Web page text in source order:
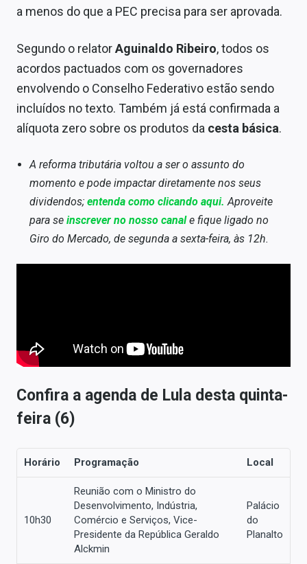
Especiais
Internacional
Marketing
Conteúdo de Marca
Expediente
a menos do que a PEC precisa para ser aprovada.
Segundo o relatorAguinaldo Ribeiro, todos os
acordos pactuados com os governadores
envolvendo o Conselho Federativo estão sendo
incluídos no texto. Também já está confirmada a
alíquota zero sobre os produtos da cesta básica.
A reforma tributária voltou a ser o assunto do
momento e pode impactar diretamente nos seus
dividendos;entenda como clicando aqui. Aproveite
para se inscrever no nosso canale fique ligado no
Giro do Mercado, de segunda a sexta-feira, às 12h.
Confira a agenda de Lula desta quinta-
feira (6)
Horário Programação Local
10h30
Reunião com o Ministro do
Desenvolvimento, Indústria,
Comércio e Serviços, Vice-
Presidente da República Geraldo
Alckmin
Palácio
do
Planalto